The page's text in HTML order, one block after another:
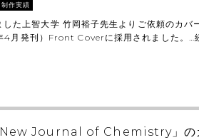
制作実績
した上智大学 竹岡裕子先生よりご依頼のカバ
4月発刊）Front Coverに採用されました。…
New Journal of Chemistry」の